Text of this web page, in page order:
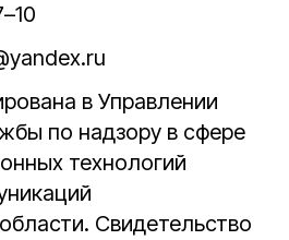
в Управлении
по надзору в сфере
технологий
Свидетельство